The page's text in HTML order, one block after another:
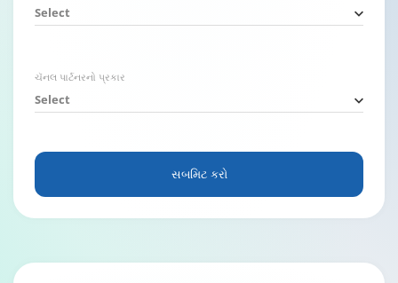
Select
ચૅનલ પાર્ટનરનો પ્રકાર
Select
સબમિટ કરો